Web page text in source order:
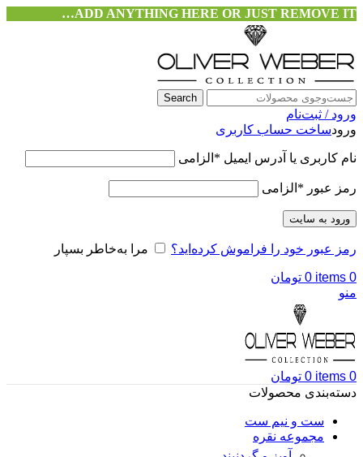
ADD ANYTHING HERE OR JUST REMOVE IT…
Search
ورود / ثبت‌نام
ورودساخت حساب کاربری
نام کاربری یا آدرس ایمیل * الزامی
رمز عبور * الزامی
ورود به سایت
رمز عبور خود را فراموش کرده‌اید؟ مرا به‌خاطر بسپار
0
items
0 تومان
منو
0
items
0 تومان
دسته‌بندی محصولات
ست و نیم ست
مجموعه نقره